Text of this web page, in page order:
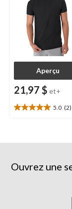
Aperçu
21,97 $ et+
5.0 (2)
5.0
Ouvrez une